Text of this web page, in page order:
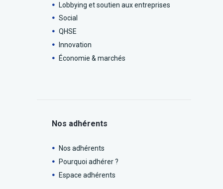
Lobbying et soutien aux entreprises
Social
QHSE
Innovation
Économie & marchés
Nos adhérents
Nos adhérents
Pourquoi adhérer ?
Espace adhérents